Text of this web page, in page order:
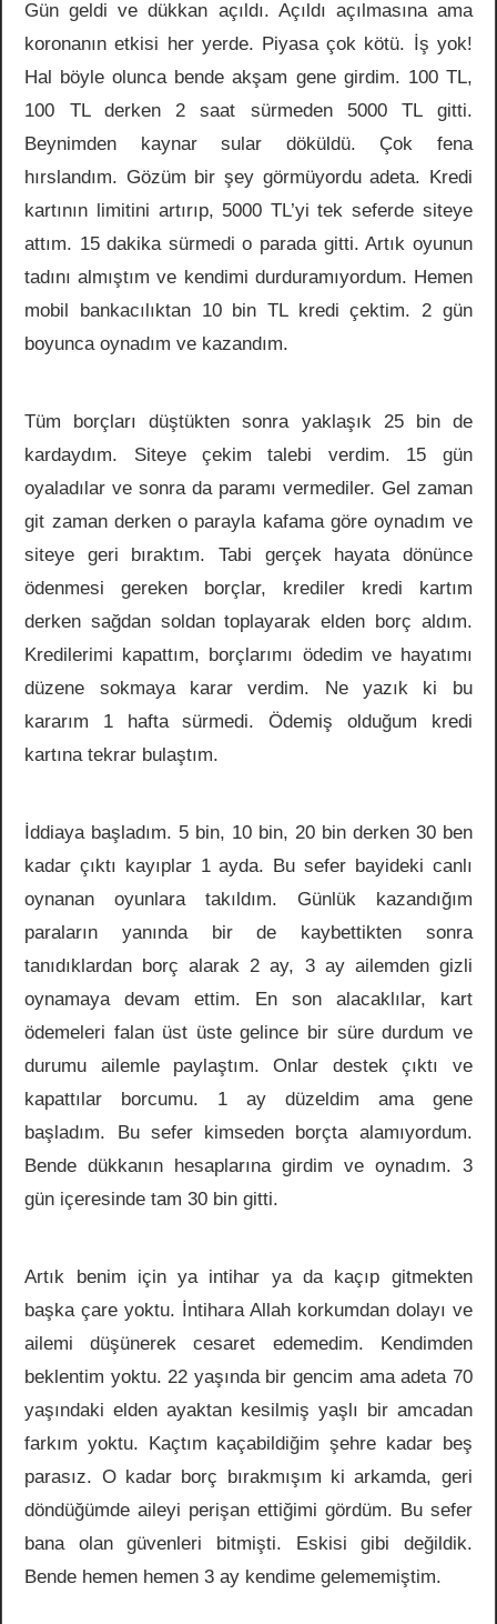
Gün geldi ve dükkan açıldı. Açıldı açılmasına ama
koronanın etkisi her yerde. Piyasa çok kötü. İş yok!
Hal böyle olunca bende akşam gene girdim. 100 TL,
100 TL derken 2 saat sürmeden 5000 TL gitti.
Beynimden kaynar sular döküldü. Çok fena
hırslandım. Gözüm bir şey görmüyordu adeta. Kredi
kartının limitini artırıp, 5000 TL’yi tek seferde siteye
attım. 15 dakika sürmedi o parada gitti. Artık oyunun
tadını almıştım ve kendimi durduramıyordum. Hemen
mobil bankacılıktan 10 bin TL kredi çektim. 2 gün
boyunca oynadım ve kazandım.
Tüm borçları düştükten sonra yaklaşık 25 bin de
kardaydım. Siteye çekim talebi verdim. 15 gün
oyaladılar ve sonra da paramı vermediler. Gel zaman
git zaman derken o parayla kafama göre oynadım ve
siteye geri bıraktım. Tabi gerçek hayata dönünce
ödenmesi gereken borçlar, krediler kredi kartım
derken sağdan soldan toplayarak elden borç aldım.
Kredilerimi kapattım, borçlarımı ödedim ve hayatımı
düzene sokmaya karar verdim. Ne yazık ki bu
kararım 1 hafta sürmedi. Ödemiş olduğum kredi
kartına tekrar bulaştım.
İddiaya başladım. 5 bin, 10 bin, 20 bin derken 30 ben
kadar çıktı kayıplar 1 ayda. Bu sefer bayideki canlı
oynanan oyunlara takıldım. Günlük kazandığım
paraların yanında bir de kaybettikten sonra
tanıdıklardan borç alarak 2 ay, 3 ay ailemden gizli
oynamaya devam ettim. En son alacaklılar, kart
ödemeleri falan üst üste gelince bir süre durdum ve
durumu ailemle paylaştım. Onlar destek çıktı ve
kapattılar borcumu. 1 ay düzeldim ama gene
başladım. Bu sefer kimseden borçta alamıyordum.
Bende dükkanın hesaplarına girdim ve oynadım. 3
gün içeresinde tam 30 bin gitti.
Artık benim için ya intihar ya da kaçıp gitmekten
başka çare yoktu. İntihara Allah korkumdan dolayı ve
ailemi düşünerek cesaret edemedim. Kendimden
beklentim yoktu. 22 yaşında bir gencim ama adeta 70
yaşındaki elden ayaktan kesilmiş yaşlı bir amcadan
farkım yoktu. Kaçtım kaçabildiğim şehre kadar beş
parasız. O kadar borç bırakmışım ki arkamda, geri
döndüğümde aileyi perişan ettiğimi gördüm. Bu sefer
bana olan güvenleri bitmişti. Eskisi gibi değildik.
Bende hemen hemen 3 ay kendime gelememiştim.